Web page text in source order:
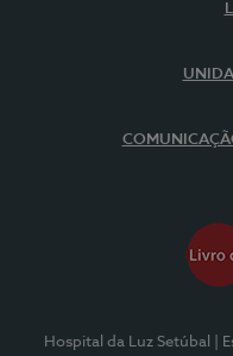
Hospital da Luz Setúbal
|